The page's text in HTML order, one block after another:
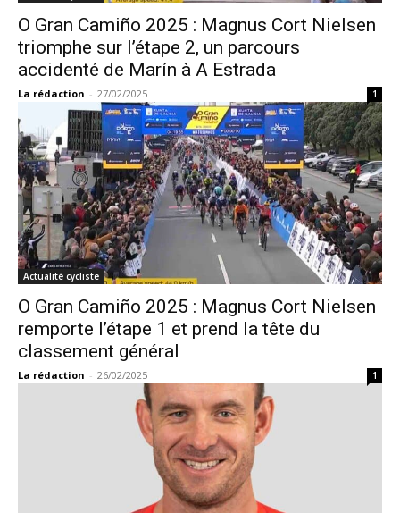
O Gran Camiño 2025 : Magnus Cort Nielsen
triomphe sur l’étape 2, un parcours
accidenté de Marín à A Estrada
La rédaction - 27/02/2025 1
Actualité cycliste
O Gran Camiño 2025 : Magnus Cort Nielsen
remporte l’étape 1 et prend la tête du
classement général
La rédaction - 26/02/2025 1